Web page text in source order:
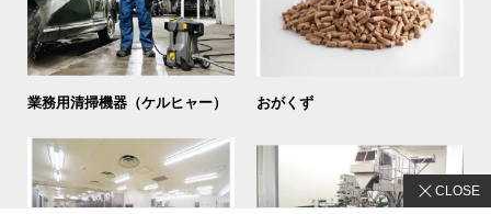
業務用清掃機器（ケルヒャー） おがくず
CLOSE